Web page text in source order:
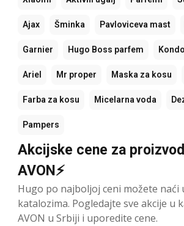
Ajax Šminka Pavloviceva mast
Garnier Hugo Boss parfem
Ariel Mr proper Maska za kosu
Farba za kosu Micelarna voda
Pampers
Akcijske cene za
AVON⚡
Hugo po najboljoj ceni možete naći
katalozima. Pogledajte sve akcije u
AVON u Srbiji i uporedite cene.